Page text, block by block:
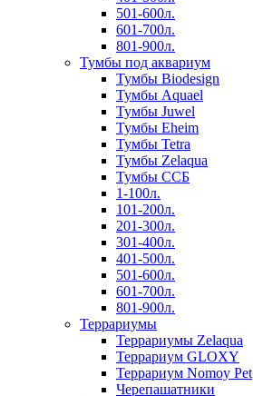
501-600л.
601-700л.
801-900л.
Тумбы под аквариум
Тумбы Biodesign
Тумбы Aquael
Тумбы Juwel
Тумбы Eheim
Тумбы Tetra
Тумбы Zelaqua
Тумбы ССБ
1-100л.
101-200л.
201-300л.
301-400л.
401-500л.
501-600л.
601-700л.
801-900л.
Террариумы
Террариумы Zelaqua
Террариум GLOXY
Террариум Nomoy Pet
Черепашатники